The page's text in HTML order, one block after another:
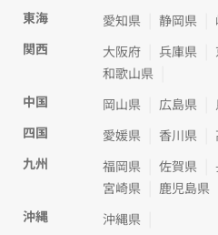
東海
愛知県 静岡県
関西
大阪府 兵庫県
和歌山県
中国
岡山県 広島県
四国
愛媛県 香川県
九州
福岡県 佐賀県
宮崎県
鹿児島県
沖縄
沖縄県